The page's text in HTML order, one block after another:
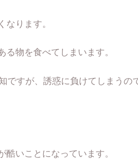
ります。
物を食べてしまいます。
ですが、誘惑に負けてしまうの
いことになっています。